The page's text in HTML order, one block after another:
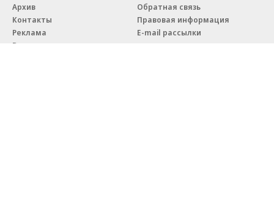
Архив
Контакты
Реклама
Вакансии
Обратная связь
Правовая информация
E-mail рассылки